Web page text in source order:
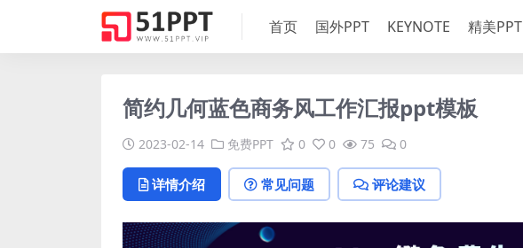
首页 国外PPT KEYNOTE 精美PPT
简约几何蓝色商务风工作汇报ppt模板
2023-02-14 免费PPT 0 0 75 0
详情介绍 常见问题 评论建议